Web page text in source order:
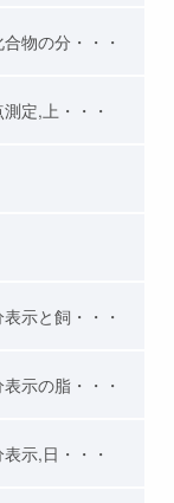
物の分・・・
定,上・・・
示と飼・・・
示の脂・・・
示,日・・・